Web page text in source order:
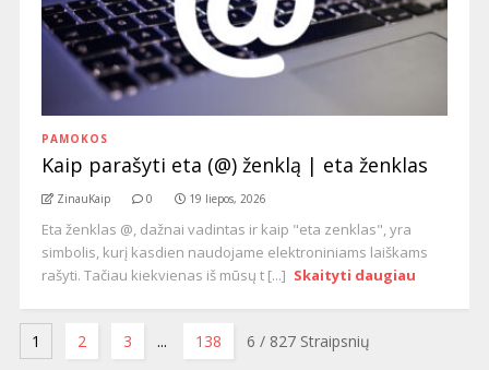
PAMOKOS
Kaip parašyti eta (@) ženklą | eta ženklas
ZinauKaip 0 19 liepos, 2026
Eta ženklas @, dažnai vadintas ir kaip "eta zenklas", yra
simbolis, kurį kasdien naudojame elektroniniams laiškams
rašyti. Tačiau kiekvienas iš mūsų t [...] Skaityti daugiau
1 2 3 ... 138 6 / 827 Straipsnių